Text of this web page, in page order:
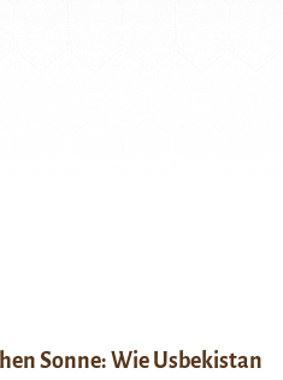
Sonne: Wie Usbekistan